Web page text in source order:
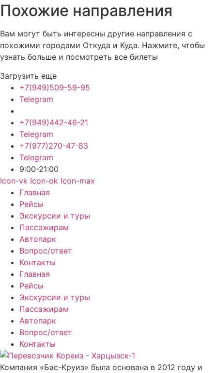
Похожие направления
Вам могут быть интересны другие направления с
похожими городами Откуда и Куда. Нажмите, чтобы
узнать больше и посмотреть все билеты
Загрузить еще
+7(949)509-59-95
Telegram
+7(949)442-46-21
Telegram
+7(977)270-47-83
Telegram
9:00-21:00
Icon-vk Icon-ok Icon-max
Главная
Рейсы
Экскурсии и туры
Пассажирам
Автопарк
Вопрос/ответ
Контакты
Главная
Рейсы
Экскурсии и туры
Пассажирам
Автопарк
Вопрос/ответ
Контакты
Компания «Бас-Круиз» была основана в 2012 году и